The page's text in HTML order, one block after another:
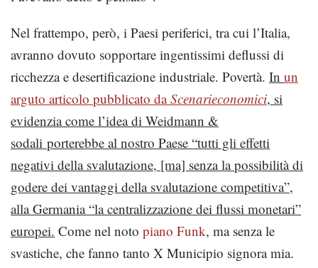
Nel frattempo, però, i Paesi periferici, tra cui l’Italia,
avranno dovuto sopportare ingentissimi deflussi di
ricchezza e desertificazione industriale. Povertà. In un
arguto articolo pubblicato daScenarieconomici, si
evidenzia come l’idea di Weidmann &
sodali porterebbe al nostro Paese “tutti gli effetti
negativi della svalutazione, [ma] senza la possibilità di
godere dei vantaggi della svalutazione competitiva”,
alla Germania “la centralizzazione dei flussi monetari”
europei. Come nel noto piano Funk, ma senza le
svastiche, che fanno tanto X Municipio signora mia.